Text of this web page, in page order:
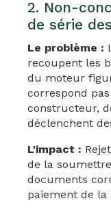
2. Non-
de série
Le problème :
recoupent les
du moteur
correspond
constructeur,
déclenchent
L'impact :
de la
documents
paiement de la